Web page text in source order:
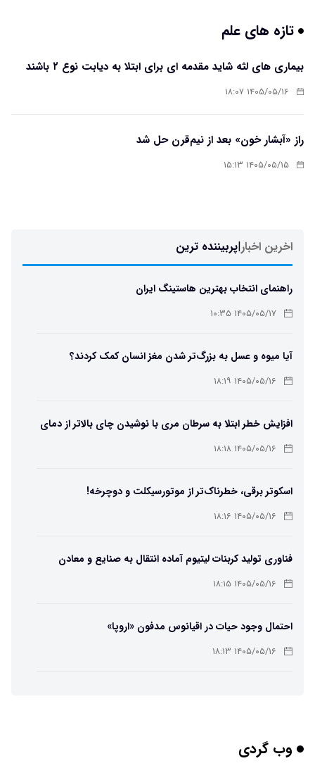
تازه های علم
بیماری های لثه شاید مقدمه ای برای ابتلا به دیابت نوع ۲ باشند
۱۴۰۵/۰۵/۱۶ ۱۸:۰۷
راز «آبشار خون» بعد از نیم‌قرن حل شد
۱۴۰۵/۰۵/۱۵ ۱۵:۱۳
اخرین اخبار|پربیننده ترین
راهنمای انتخاب بهترین هاستینگ ایران
۱۴۰۵/۰۵/۱۷ ۱۰:۳۵
آیا میوه و عسل به بزرگ‌تر شدن مغز انسان کمک کردند؟
۱۴۰۵/۰۵/۱۶ ۱۸:۱۹
افزایش خطر ابتلا به سرطان مری با نوشیدن چای بالاتر از دمای
۶۵ درجه ۱۴۰۵/۰۵/۱۶ ۱۸:۱۸
اسکوتر برقی، خطرناک‌تر از موتورسیکلت و دوچرخه!
۱۴۰۵/۰۵/۱۶ ۱۸:۱۶
فناوری تولید کربنات لیتیوم آماده انتقال به صنایع و معادن
است۱۴۰۵/۰۵/۱۶ ۱۸:۱۵
احتمال وجود حیات در اقیانوس مدفون «اروپا»
۱۴۰۵/۰۵/۱۶ ۱۸:۱۳
تبدیل پلاستیک سرسخت PVC به ماده روان‌کننده ممکن شد
وب گردی